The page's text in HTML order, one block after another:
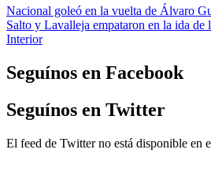
Navegación
de
Nacional goleó en la vuelta de Álvaro
Salto y Lavalleja empataron en la ida de
Interior
Seguínos en Facebook
Seguínos en Twitter
El feed de Twitter no está disponible en